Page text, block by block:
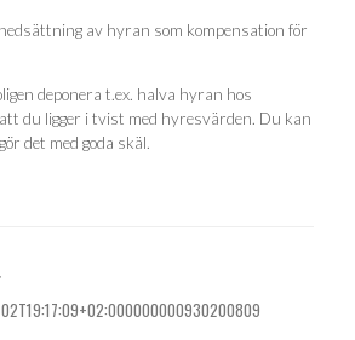
av hyran som kompensation för
deponera t.ex. halva hyran hos
du ligger i tvist med hyresvärden. Du kan
det med goda skäl.